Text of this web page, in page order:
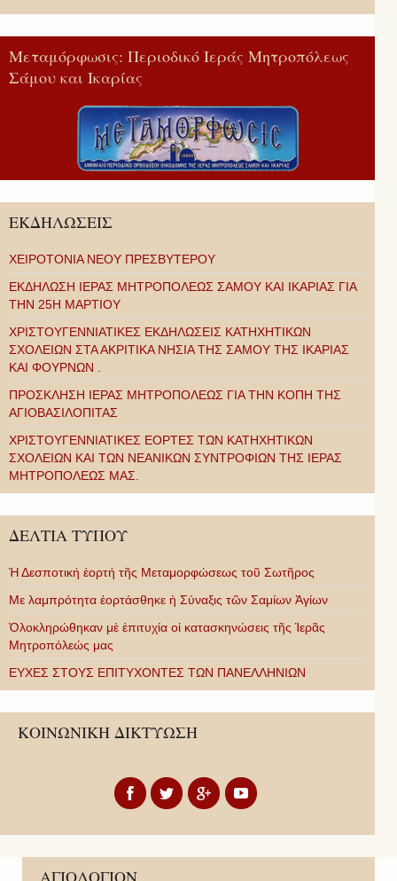
Μεταμόρφωσις: Περιοδικό Ιεράς Μητροπόλεως
Σάμου και Ικαρίας
ΕΚΔΗΛΩΣΕΙΣ
ΧΕΙΡΟΤΟΝΙΑ ΝΕΟΥ ΠΡΕΣΒΥΤΕΡΟΥ
ΕΚΔΗΛΩΣΗ ΙΕΡΑΣ ΜΗΤΡΟΠΟΛΕΩΣ ΣΑΜΟΥ ΚΑΙ ΙΚΑΡΙΑΣ ΓΙΑ
ΤΗΝ 25Η ΜΑΡΤΙΟΥ
ΧΡΙΣΤΟΥΓΕΝΝΙΑΤΙΚΕΣ ΕΚΔΗΛΩΣΕΙΣ ΚΑΤΗΧΗΤΙΚΩΝ
ΣΧΟΛΕΙΩΝ ΣΤΑ ΑΚΡΙΤΙΚΑ ΝΗΣΙΑ ΤΗΣ ΣΑΜΟΥ ΤΗΣ ΙΚΑΡΙΑΣ
ΚΑΙ ΦΟΥΡΝΩΝ .
ΠΡΟΣΚΛΗΣΗ ΙΕΡΑΣ ΜΗΤΡΟΠΟΛΕΩΣ ΓΙΑ ΤΗΝ ΚΟΠΗ ΤΗΣ
ΑΓΙΟΒΑΣΙΛΟΠΙΤΑΣ
ΧΡΙΣΤΟΥΓΕΝΝΙΑΤΙΚΕΣ ΕΟΡΤΕΣ ΤΩΝ ΚΑΤΗΧΗΤΙΚΩΝ
ΣΧΟΛΕΙΩΝ ΚΑΙ ΤΩΝ ΝΕΑΝΙΚΩΝ ΣΥΝΤΡΟΦΙΩΝ ΤΗΣ ΙΕΡΑΣ
ΜΗΤΡΟΠΟΛΕΩΣ ΜΑΣ.
ΔΕΛΤΙΑ ΤΥΠΟΥ
Ἡ Δεσποτική ἑορτή τῆς Μεταμορφώσεως τοῦ Σωτῆρος
Με λαμπρότητα ἑορτάσθηκε ἡ Σύναξις τῶν Σαμίων Ἁγίων
Ὁλοκληρώθηκαν μὲ ἐπιτυχία οἱ κατασκηνώσεις τῆς Ἱερᾶς
Μητροπόλεώς μας
ΕΥΧΕΣ ΣΤΟΥΣ ΕΠΙΤΥΧΟΝΤΕΣ ΤΩΝ ΠΑΝΕΛΛΗΝΙΩΝ
ΚΟΙΝΩΝΙΚΗ ΔΙΚΤΥΩΣΗ
ΑΓΙΟΛΟΓΙΟΝ